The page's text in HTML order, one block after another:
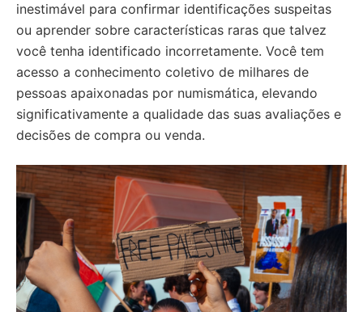
inestimável para confirmar identificações suspeitas
ou aprender sobre características raras que talvez
você tenha identificado incorretamente. Você tem
acesso a conhecimento coletivo de milhares de
pessoas apaixonadas por numismática, elevando
significativamente a qualidade das suas avaliações e
decisões de compra ou venda.